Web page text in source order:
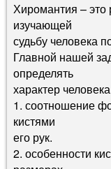
Хиромантия – это
изучающей
судьбу человека
Главной нашей
определять
характер
1. соотношение
кистями
его рук.
2. особенности